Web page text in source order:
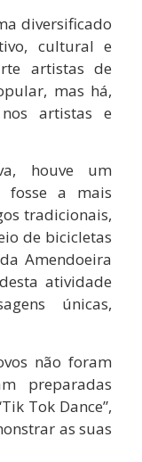
diversificado
cultural e
artistas de
mas há,
artistas e
houve um
fosse a mais
tradicionais,
de bicicletas
Amendoeira
atividade
únicas,
não foram
preparadas
Tok Dance”,
as suas